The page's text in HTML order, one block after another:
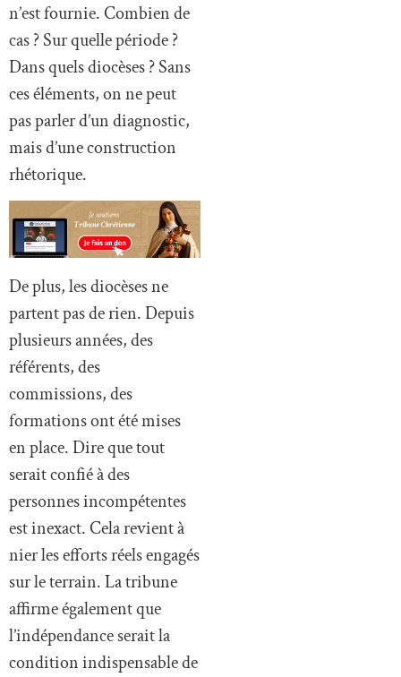
n’est fournie. Combien de
cas ? Sur quelle période ?
Dans quels diocèses ? Sans
ces éléments, on ne peut
pas parler d’un diagnostic,
mais d’une construction
rhétorique.
De plus, les diocèses ne
partent pas de rien. Depuis
plusieurs années, des
référents, des
commissions, des
formations ont été mises
en place. Dire que tout
serait confié à des
personnes incompétentes
est inexact. Cela revient à
nier les efforts réels engagés
sur le terrain. La tribune
affirme également que
l’indépendance serait la
condition indispensable de